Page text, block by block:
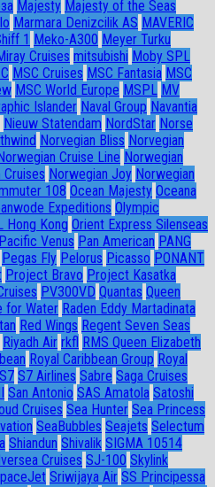
Majesty Majesty of the Seas
Marmara Denizcilik AS MAVERIC
1 Meko-A300 Meyer Turku
Cruises mitsubishi Moby SPL
MSC Cruises MSC Fantasia MSC
MSC World Europe MSPL MV
Islander Naval Group Navantia
Nieuw Statendam NordStar Norse
Norvegian Bliss Norvegian
Norwegian Cruise Line Norwegian
Cruises Norwegian Joy Norwegian
108 Ocean Majesty Oceana
Expeditions Olympic
Hong Kong Orient Express Silenseas
Pacific Venus Pan American PANG
Pegas Fly Pelorus Picasso PONANT
Project Bravo Project Kasatka
PV300VD Quantas Queen
for Water Raden Eddy Martadinata
Red Wings Regent Seven Seas
Riyadh Air rkfl RMS Queen Elizabeth
Royal Caribbean Group Royal
S7 S7 Airlines Sabre Saga Cruises
San Antonio SAS Amatola Satoshi
Cruises Sea Hunter Sea Princess
SeaBubbles Seajets Selectum
Shiandun Shivalik SIGMA 10514
Cruises SJ-100 Skylink
Sriwijaya Air SS Principessa